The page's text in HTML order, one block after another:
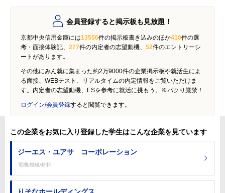
会員登録すると掲示板も見放題！
京都中央信用金庫には13556件の掲示板書き込みのほか410件の選
考・面接体験記、 277件の内定者の志望動機、 52件のエントリーシ
ートがあります。
その他にみん就に集まった約2万9000件の企業掲示板や就活生によ
る面接、WEBテスト、リアルタイムの内定情報をご覧いただけま
す。内定者の志望動機、ESを参考に就活に挑もう。※パクり厳禁！
ログイン/会員登録すると閲覧できます。
この企業をお気に入り登録した学生はこんな企業を見ています
ジーエス・ユアサ コーポレーション
電機/機械/材料
りそなホールディングス